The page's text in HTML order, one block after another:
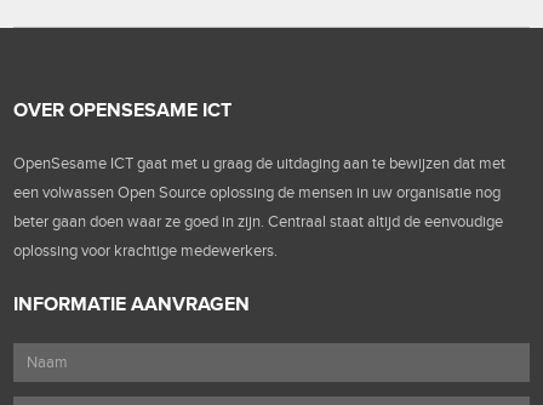
OVER OPENSESAME ICT
OpenSesame ICT gaat met u graag de uitdaging aan te bewijzen dat met
een volwassen Open Source oplossing de mensen in uw organisatie nog
beter gaan doen waar ze goed in zijn. Centraal staat altijd de eenvoudige
oplossing voor krachtige medewerkers.
INFORMATIE AANVRAGEN